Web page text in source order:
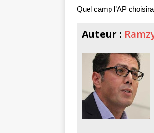
Quel camp l’AP
Auteur :